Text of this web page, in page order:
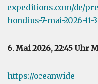
expeditions.com/de/
hondius-7-mai-2026-11-
6. Mai 2026, 22:45 Uhr
https://oceanwide-